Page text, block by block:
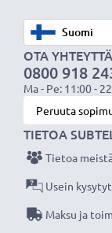
sertifikaatit
Kaiuttimen
laturin tai sopii
Tekniset
Tuotemerkki :
Liitäntä
Tulo / Input
OTA YHTEYTTÄ
0800 918
Ma - Pe: 11:00 -
Peruuta
TIETOA
Tietoa
Usein kysytyt
Maksu ja